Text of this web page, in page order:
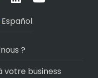
Español
?
votre business